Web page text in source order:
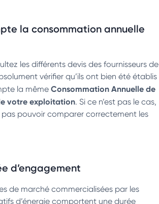
la consommation annuelle
les différents devis des fournisseurs de
vérifier qu’ils ont bien été établis
la même Consommation Annuelle de
votre exploitation. Si ce n’est pas le cas,
pas pouvoir comparer correctement les
d’engagement
de marché commercialisées par les
d’énergie comportent une durée